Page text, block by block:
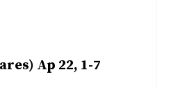
Ap 22, 1-7